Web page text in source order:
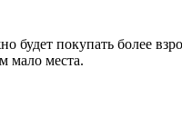
будет покупать более
мало места.